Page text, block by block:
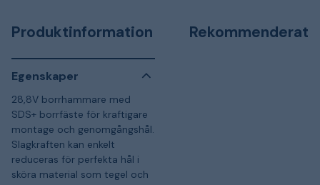
Produktinformation
Egenskaper
28,8V borrhammare med
SDS+ borrfäste för kraftigare
montage och genomgångshål.
Slagkraften kan enkelt
reduceras för perfekta hål i
sköra material som tegel och
Rekommenderat